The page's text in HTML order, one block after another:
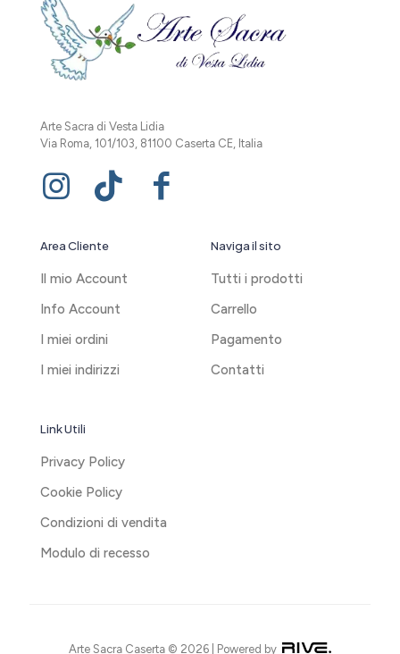
Arte Sacra di Vesta Lidia
Via Roma, 101/103, 81100 Caserta CE, Italia
Area Cliente
Il mio Account
Info Account
I miei ordini
I miei indirizzi
Naviga il sito
Tutti i prodotti
Carrello
Pagamento
Contatti
Link Utili
Privacy Policy
Cookie Policy
Condizioni di vendita
Modulo di recesso
Arte Sacra Caserta © 2026 | Powered by